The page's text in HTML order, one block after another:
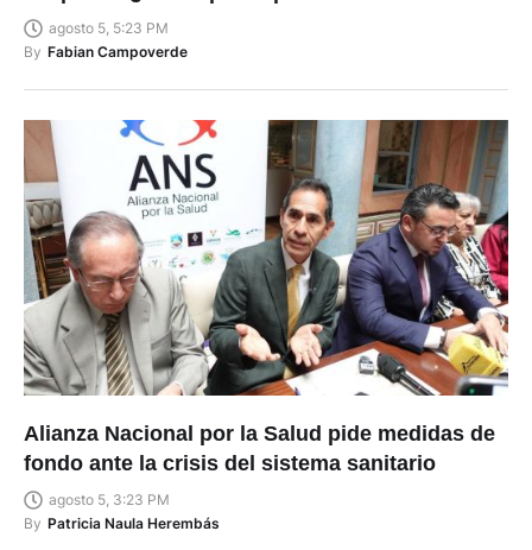
agosto 5, 5:23 PM
By Fabian Campoverde
Alianza Nacional por la Salud pide medidas de
fondo ante la crisis del sistema sanitario
agosto 5, 3:23 PM
By Patricia Naula Herembás